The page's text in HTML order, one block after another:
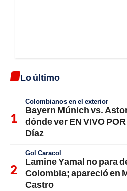
Lo último
Colombianos en el exterior
Bayern Múnich vs.
dónde ver EN VIVO
Díaz
Gol Caracol
Lamine Yamal no para
Colombia; apareció en
Castro